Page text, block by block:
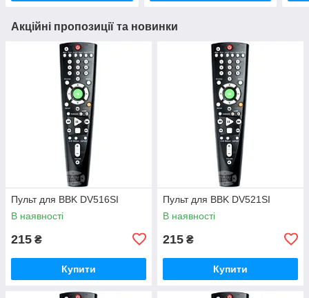
Акційні пропозиції та новинки
Пульт для BBK DV516SI
В наявності
215 ₴
Купити
Пульт для BBK DV521SI
В наявності
215 ₴
Купити